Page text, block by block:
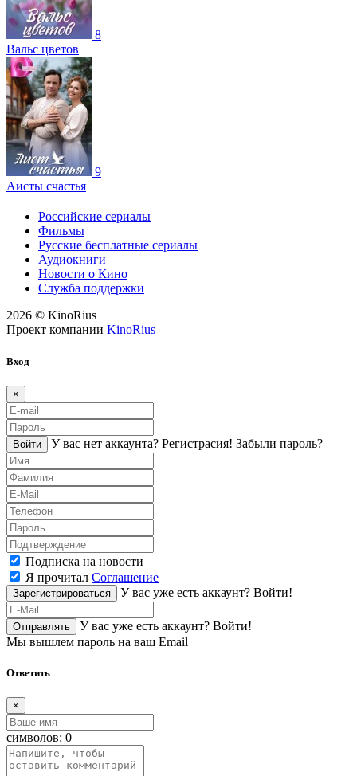
8
Вальс цветов
9
Аисты счастья
Российские сериалы
Фильмы
Русские бесплатные сериалы
Аудиокниги
Новости о Кино
Служба поддержки
2026 © KinoRius
Проект компании KinoRius
Вход
×
Войти У вас нет аккаунта? Регистраcия! Забыли пароль?
Подписка на новости
Я прочитал Соглашение
Зарегистрироваться У вас уже есть аккаунт? Войти!
Отправлять У вас уже есть аккаунт? Войти!
Мы вышлем пароль на ваш Email
Ответить
×
символов: 0